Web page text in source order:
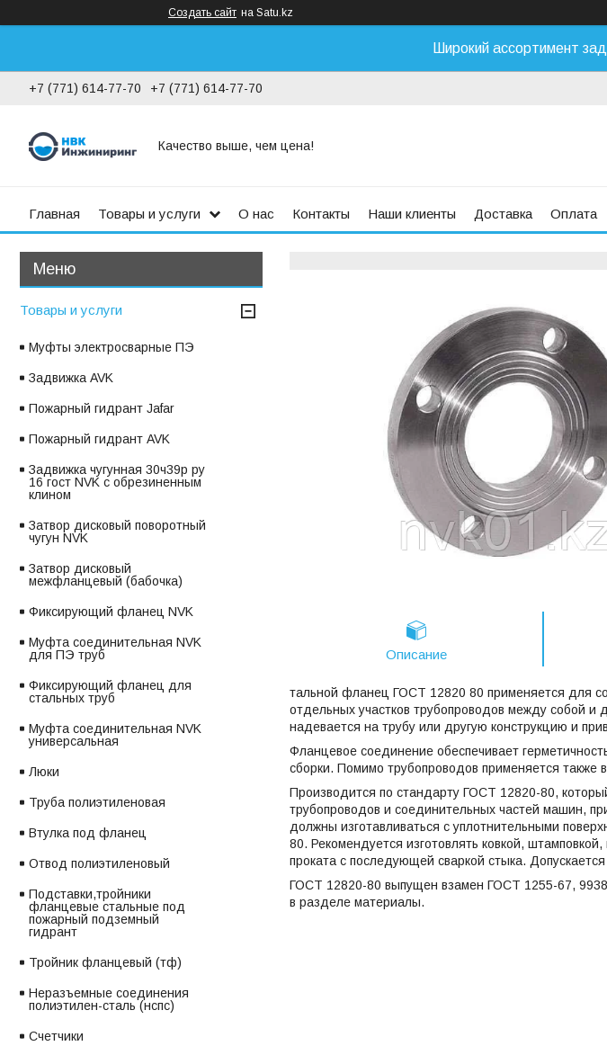
Создать сайт на Satu.kz
Широкий ассортимент
+7 (771) 614-77-70 +7 (771) 614-77-70
Качество выше, чем цена!
Главная Товары и услуги О нас Контакты Наши клиенты Доставка Оплата
Описание
тальной фланец ГОСТ 12820 80 применяется для
отдельных участков трубопроводов между собой
надевается на трубу или другую конструкцию и
Фланцевое соединение обеспечивает
сборки. Помимо трубопроводов применяется также
Производится по стандарту ГОСТ 12820-80,
трубопроводов и соединительных частей машин,
должны изготавливаться с уплотнительными
80. Рекомендуется изготовлять ковкой,
проката с последующей сваркой стыка.
ГОСТ 12820-80 выпущен взамен ГОСТ 1255-67,
в разделе материалы.
Товары и услуги
Муфты электросварные ПЭ
Задвижка AVK
Пожарный гидрант Jafar
Пожарный гидрант AVK
Задвижка чугунная 30ч39р ру
16 гост NVK с обрезиненным
клином
Затвор дисковый поворотный
чугун NVK
Затвор дисковый
межфланцевый (бабочка)
Фиксирующий фланец NVK
Муфта соединительная NVK
для ПЭ труб
Фиксирующий фланец для
стальных труб
Муфта соединительная NVK
универсальная
Люки
Труба полиэтиленовая
Втулка под фланец
Отвод полиэтиленовый
Подставки,тройники
фланцевые стальные под
пожарный подземный
гидрант
Тройник фланцевый (тф)
Неразъемные соединения
полиэтилен-сталь (нспс)
Счетчики